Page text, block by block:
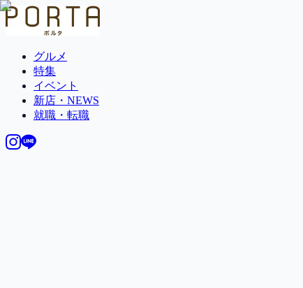
グルメ
特集
イベント
新店・NEWS
就職・転職